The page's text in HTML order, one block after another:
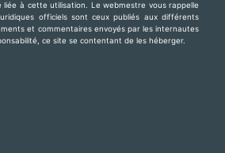
liée à cette utilisation. Le webmestre vous rappelle
officiels sont ceux publiés aux différents
et commentaires envoyés par les internautes
ce site se contentant de les héberger.